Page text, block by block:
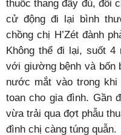
thuốc thang đầy đủ, đôi
cử động đi lại bình
chồng chị H’Zét đành
Không thể đi lại, suốt 4
với giường bệnh và bốn
nước mắt vào trong
toan cho gia đình. Gần
vừa trải qua đợt phẫu
đình chị càng túng quẫn.